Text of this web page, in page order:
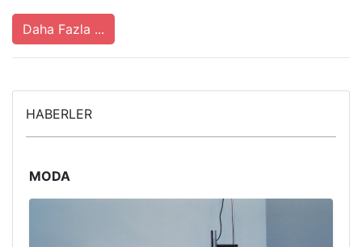
Daha Fazla ...
HABERLER
MODA